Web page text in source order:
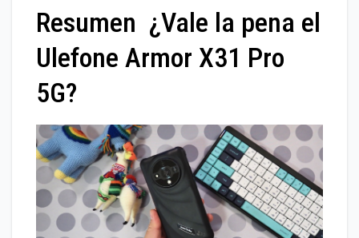
Resumen ¿Vale la pena el
Ulefone Armor X31 Pro
5G?